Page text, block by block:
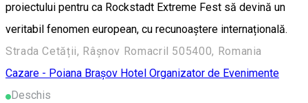
proiectului pentru ca Rockstadt Extreme Fest să devină un
veritabil fenomen european, cu recunoaștere internațională.
Strada Cetății, Râșnov Romacril 505400, Romania
Cazare - Poiana Brașov Hotel Organizator de Evenimente
Deschis